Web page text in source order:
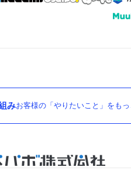
みお客様の「やりたいこと」をも